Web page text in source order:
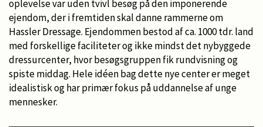
oplevelse var uden tvivl besøg på den imponerende
ejendom, der i fremtiden skal danne rammerne om
Hassler Dressage. Ejendommen bestod af ca. 1000 tdr. land
med forskellige faciliteter og ikke mindst det nybyggede
dressurcenter, hvor besøgsgruppen fik rundvisning og
spiste middag. Hele idéen bag dette nye center er meget
idealistisk og har primær fokus på uddannelse af unge
mennesker.